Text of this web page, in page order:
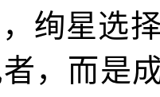
绚星选
，而是